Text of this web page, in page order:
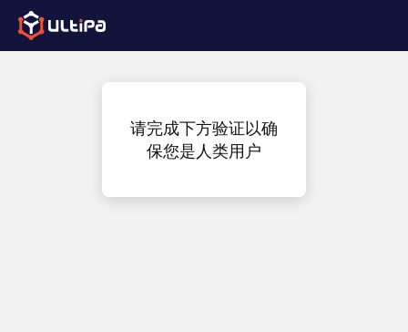
请完成下方验证以确
保您是人类用户